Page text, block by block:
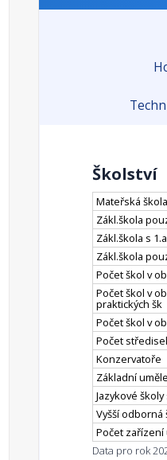
Školství
Mateřská škola
Zákl.škola
Zákl.škola s
Zákl.škola
Počet škol v
Počet škol v
praktických šk
Počet škol v
Počet
Konzervatoře
Základní
Jazykové
Vyšší odborná
Počet zařízení
Data pro rok